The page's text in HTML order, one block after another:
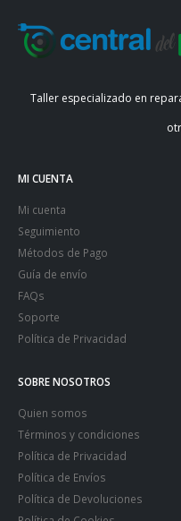
Taller especializado en
MI CUENTA
Mi cuenta
Seguimiento
Métodos de Pago
Guía de envío
FAQs
Soporte
Política de Privacidad
SOBRE NOSOTROS
Quien somos
Términos y condiciones
Política de Privacidad
Política de Envíos
Política de Devoluciones